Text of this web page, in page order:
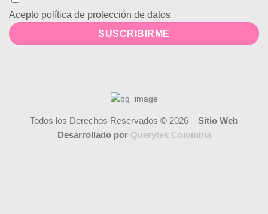
Acepto política de protección de datos
Todos los Derechos Reservados © 2026 –Sitio Web
Desarrollado por Querytek Colombia